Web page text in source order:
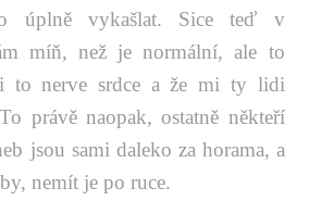
úplně vykašlat. Sice teď v
míň, než je normální, ale to
to nerve srdce a že mi ty lidi
právě naopak, ostatně někteří
jsou sami daleko za horama, a
nemít je po ruce.